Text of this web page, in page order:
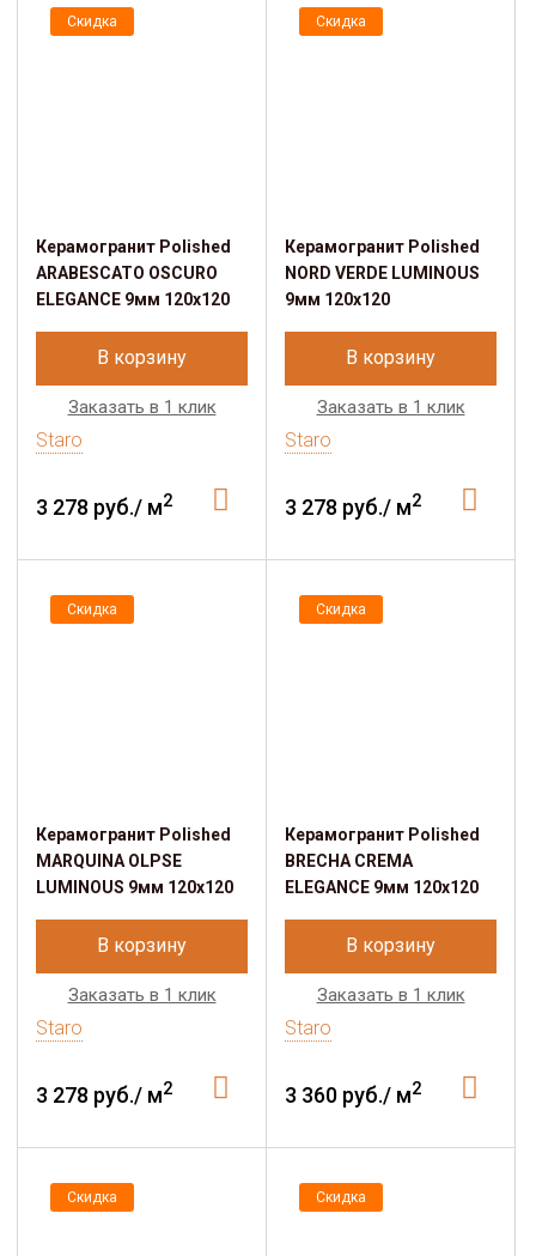
Скидка
Керамогранит Polished
ARABESCATO OSCURO
ELEGANCE 9мм 120х120
В корзину
Заказать в 1 клик
Staro
3 278 руб./ м2
Скидка
Керамогранит Polished
NORD VERDE LUMINOUS
9мм 120х120
В корзину
Заказать в 1 клик
Staro
3 278 руб./ м2
Скидка
Керамогранит Polished
MARQUINA OLPSE
LUMINOUS 9мм 120х120
В корзину
Заказать в 1 клик
Staro
3 278 руб./ м2
Скидка
Керамогранит Polished
BRECHA CREMA
ELEGANCE 9мм 120х120
В корзину
Заказать в 1 клик
Staro
3 360 руб./ м2
Скидка Скидка